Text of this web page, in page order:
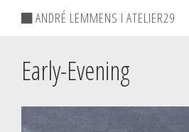
ANDRÉ LEMMENS I ATELIER29
Early-Evening